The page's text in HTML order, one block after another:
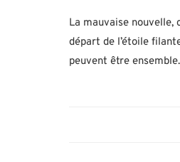
La mauvaise nouvelle,
départ de l’étoile
peuvent être